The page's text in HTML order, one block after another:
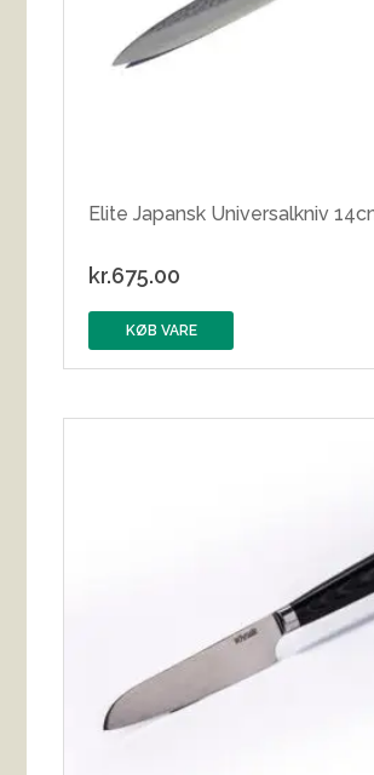
Elite Japansk Universalkniv
kr.675.00
KØB VARE